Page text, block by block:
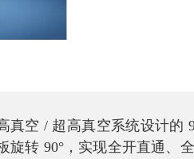
真空 / 超高真空系统设计
旋转 90°，实现全开直通